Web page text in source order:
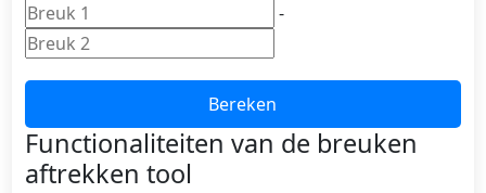
-
Bereken
Functionaliteiten van de breuken
aftrekken tool